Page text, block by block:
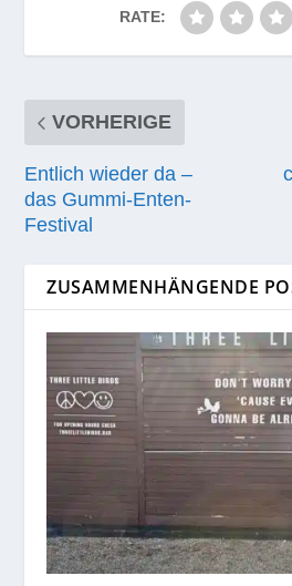
RATE:
VORHERIGE
Entlich wieder da –
das Gummi-Enten-
Festival
ZUSAMMENHÄNGENDE